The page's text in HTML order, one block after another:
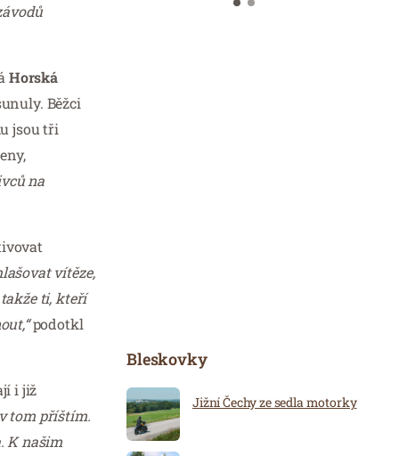
Horská
Běžci
jsou tři
na
vítěze,
ti, kteří
podotkl
i již
tom příštím.
K našim
Bleskovky
Jižní Čechy ze sedla motorky